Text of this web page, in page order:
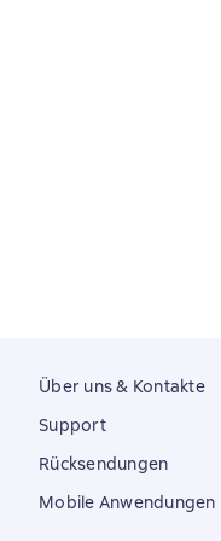
Über uns & Kontakte
Support
Rücksendungen
Mobile Anwendungen